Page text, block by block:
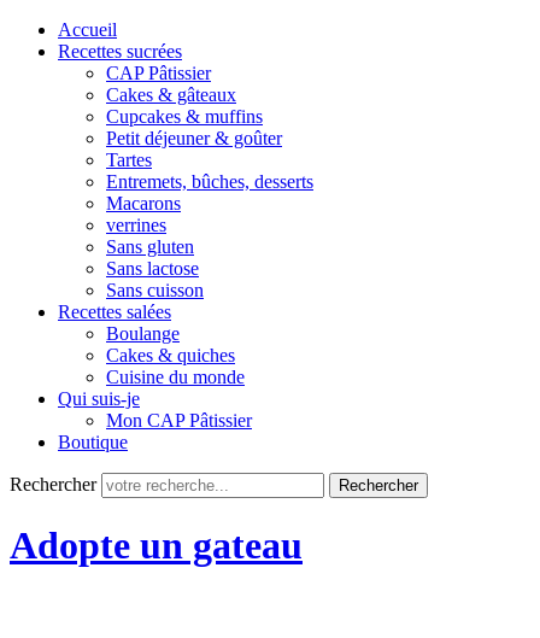
Accueil
Recettes sucrées
CAP Pâtissier
Cakes & gâteaux
Cupcakes & muffins
Petit déjeuner & goûter
Tartes
Entremets, bûches, desserts
Macarons
verrines
Sans gluten
Sans lactose
Sans cuisson
Recettes salées
Boulange
Cakes & quiches
Cuisine du monde
Qui suis-je
Mon CAP Pâtissier
Boutique
Rechercher
Adopte un gateau